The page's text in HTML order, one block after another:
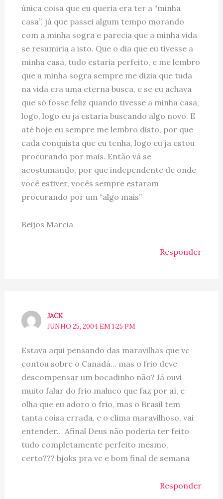
única coisa que eu queria era ter a “minha
casa”, já que passei algum tempo morando
com a minha sogra e parecia que a minha vida
se resumiria a isto. Que o dia que eu tivesse a
minha casa, tudo estaria perfeito, e me lembro
que a minha sogra sempre me dizia que tuda
na vida era uma eterna busca, e se eu achava
que só fosse feliz quando tivesse a minha casa,
logo, logo eu ja estaria buscando algo novo. E
até hoje eu sempre me lembro disto, por que
cada conquista que eu tenha, logo eu ja estou
procurando por mais. Então vá se
acostumando, por que independente de onde
você estiver, vocês sempre estaram
procurando por um “algo mais”
Beijos Marcia
Responder
JACK
JUNHO 25, 2004 EM 1:25 PM
Estava aqui pensando das maravilhas que vc
contou sobre o Canadá… mas o frio deve
descompensar um bocadinho não? Já ouvi
muito falar do frio maluco que faz por aí, e
olha que eu adoro o frio, mas o Brasil tem
tanta coisa errada, e o clima maravilhoso, vai
entender… Afinal Deus não poderia ter feito
tudo completamente perfeito mesmo,
certo??? bjoks pra vc e bom final de semana
Responder